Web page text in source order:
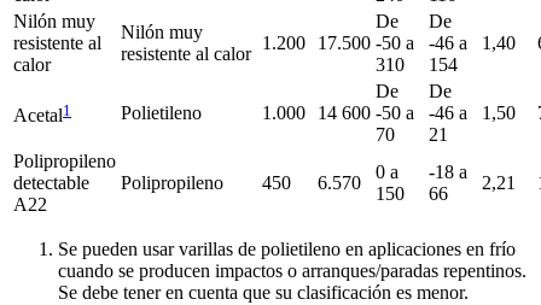
Nilón muy
resistente al
calor
Nilón muy
resistente al calor
1.200 17.500
De
-50 a
310
De
-46 a
154
1,40
Acetal1 Polietileno 1.000 14 600
De
-50 a
70
De
-46 a
21
1,50
Polipropileno
detectable
A22
Polipropileno 450 6.570
0 a
150
-18 a
66
2,21
Se pueden usar varillas de polietileno en aplicaciones en frío
cuando se producen impactos o arranques/paradas repentinos.
Se debe tener en cuenta que su clasificación es menor.